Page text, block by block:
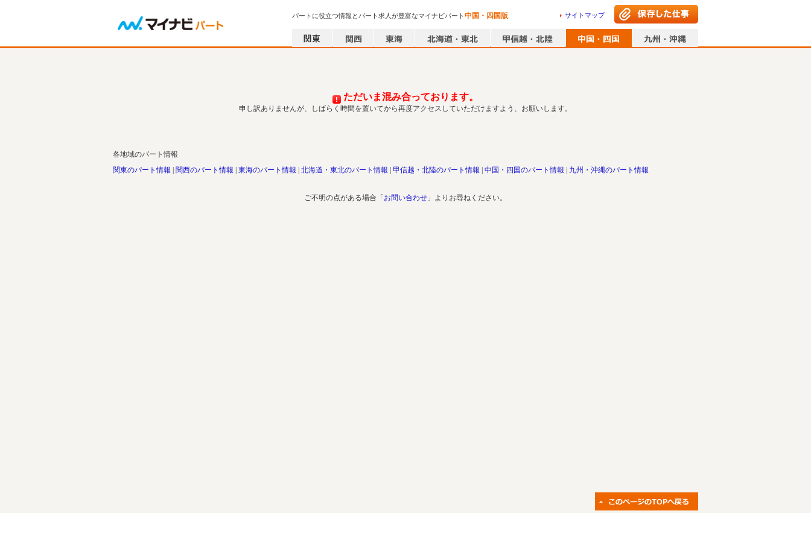
パートに役立つ情報とパート求人が豊富なマイナビパート中国・四国版 サイトマップ
ただいま混み合っております。
申し訳ありませんが、しばらく時間を置いてから再度アクセスしていただけますよう、お願いします。
各地域のパート情報
関東のパート情報
関西のパート情報 東海のパート情報 北海道・東北のパート情報 甲信越・北陸のパート情報 中国・四国のパート情報 九州・沖縄のパート情報
ご不明の点がある場合「 お問い合わせ 」よりお尋ねください。